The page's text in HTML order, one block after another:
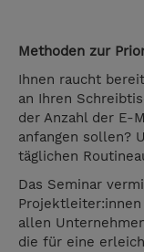
Methoden zur
Ihnen raucht
an Ihren
der Anzahl der E-
anfangen sollen?
täglichen
Das Seminar
Projektleiter:innen
allen
die für eine